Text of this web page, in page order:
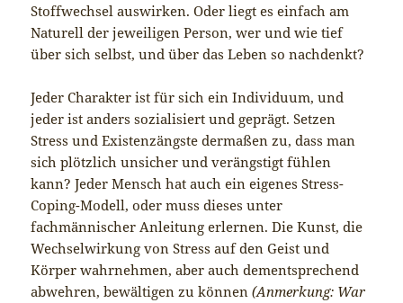
Stoffwechsel auswirken. Oder liegt es einfach am
Naturell der jeweiligen Person, wer und wie tief
über sich selbst, und über das Leben so nachdenkt?
Jeder Charakter ist für sich ein Individuum, und
jeder ist anders sozialisiert und geprägt. Setzen
Stress und Existenzängste dermaßen zu, dass man
sich plötzlich unsicher und verängstigt fühlen
kann? Jeder Mensch hat auch ein eigenes Stress-
Coping-Modell, oder muss dieses unter
fachmännischer Anleitung erlernen. Die Kunst, die
Wechselwirkung von Stress auf den Geist und
Körper wahrnehmen, aber auch dementsprechend
abwehren, bewältigen zu können (Anmerkung: War